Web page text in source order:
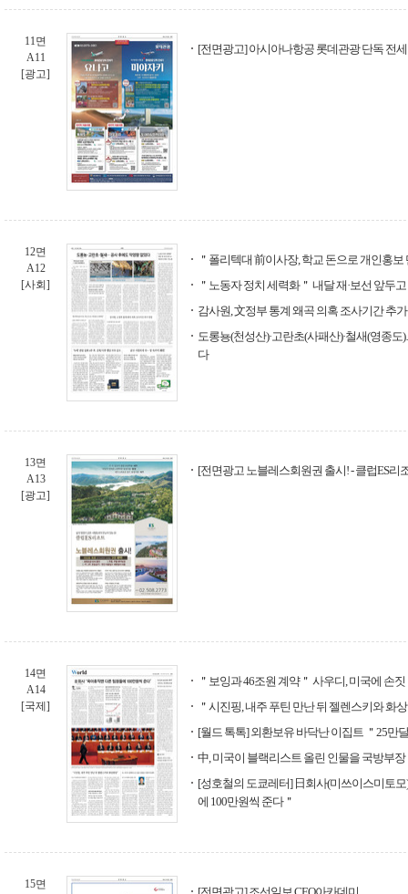
11면
A11
[광고]
[전면광고] 아시아나항공 롯데관광 단독 전
12면
A12
[사회]
＂폴리텍대 前이사장, 학교 돈으로 개인홍보
＂노동자 정치 세력화＂ 내달 재·보선 앞두
감사원, 文정부 통계 왜곡 의혹 조사기간 추
도롱뇽(천성산)·고란초(사패산)·철새(영종
다
13면
A13
[광고]
[전면광고 노블레스회원권 출시! - 클럽ES리
14면
A14
[국제]
＂보잉과 46조원 계약＂ 사우디, 미국에 손짓
＂시진핑, 내주 푸틴 만난 뒤 젤렌스키와 화
[월드 톡톡] 외환보유 바닥난 이집트 ＂25만
中, 미국이 블랙리스트 올린 인물을 국방부장
[성호철의 도쿄레터] 日회사(미쓰이스미토
에 100만원씩 준다＂
15면